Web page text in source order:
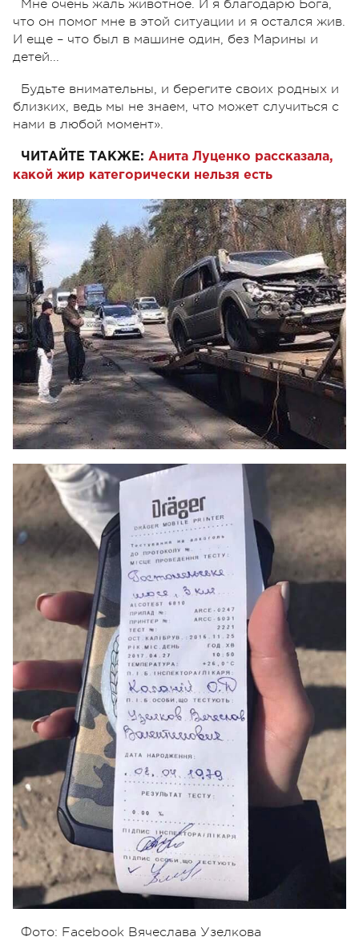
Мне очень жаль животное. И я благодарю Бога,
что он помог мне в этой ситуации и я остался жив.
И еще – что был в машине один, без Марины и
детей...
Будьте внимательны, и берегите своих родных и
близких, ведь мы не знаем, что может случиться с
нами в любой момент».
ЧИТАЙТЕ ТАКЖЕ: Анита Луценко рассказала,
какой жир категорически нельзя есть
Фото: Facebook Вячеслава Узелкова